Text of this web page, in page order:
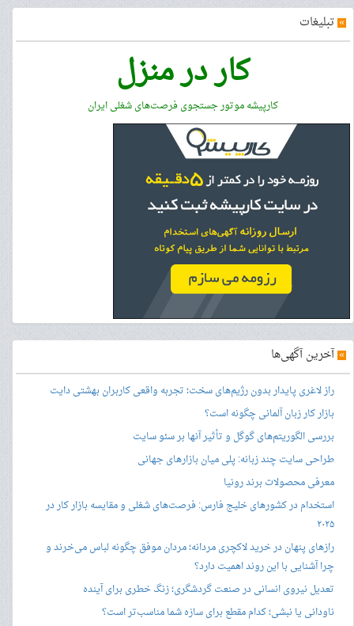
» تبلیغات
کار در منزل
کارپیشه موتور جستجوی فرصت‌های شغلی ایران
»آخرین آگهی‌ها
راز لاغری پایدار بدون رژیم‌های سخت؛ تجربه واقعی کاربران بهشتی دایت
بازار کار زبان آلمانی چگونه است؟
بررسی الگوریتم‌های گوگل و تأثیر آنها بر سئو سایت
طراحی سایت چند زبانه: پلی میان بازارهای جهانی
معرفی محصولات برند رونیا
استخدام در کشورهای خلیج فارس: فرصت‌های شغلی و مقایسه بازار کار در
۲۰۲۵
رازهای پنهان در خرید لاکچری مردانه؛ مردان موفق چگونه لباس می‌خرند و
چرا آشنایی با این روند اهمیت دارد؟
تعدیل نیروی انسانی در صنعت گردشگری؛ زنگ خطری برای آینده
ناودانی یا نبشی؛ کدام مقطع برای سازه شما مناسب‌تر است؟